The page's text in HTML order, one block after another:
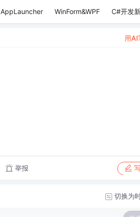
AppLauncher WinForm&WPF C#开发
举报
用AI
切换为